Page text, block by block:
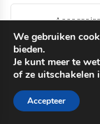
Skipper
We gebruiken
bieden.
Je kunt meer te
of ze uitschakelen
Accepteer